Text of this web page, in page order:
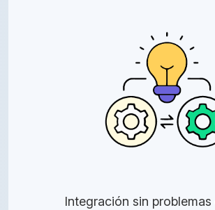
Integración sin